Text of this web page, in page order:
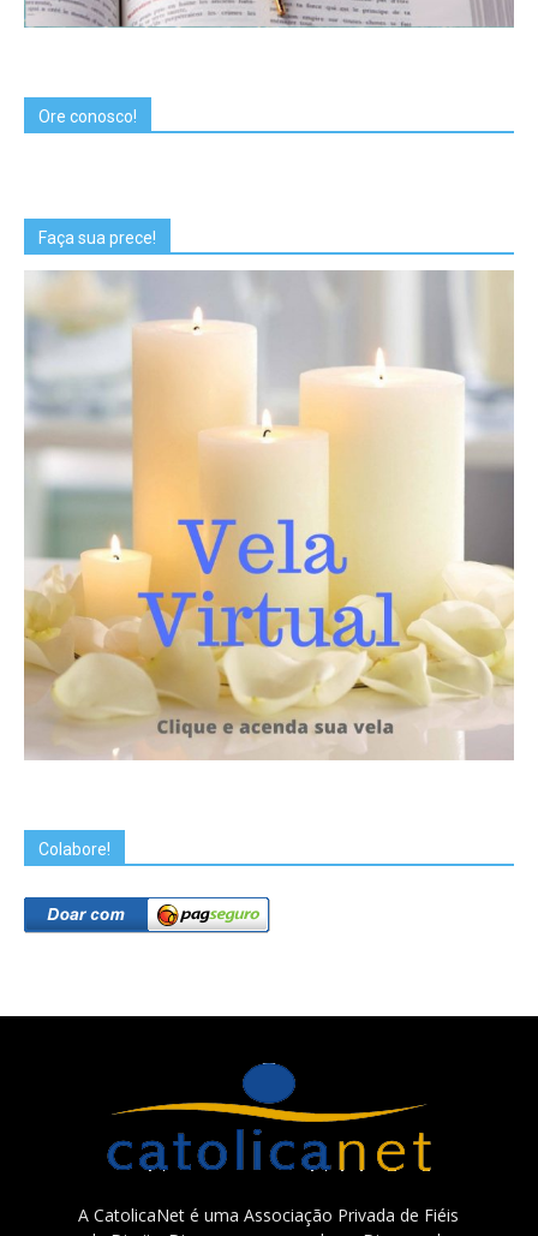
Ore conosco!
Faça sua prece!
Colabore!
A CatolicaNet é uma Associação Privada de Fiéis